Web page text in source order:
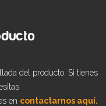
del producto. Si tienes
en contactarnos aquí.